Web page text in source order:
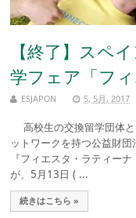
【終了】スペ
学フェア「フ
ESJAPON 5, 5月, 2017
高校生の交換留学団体と
ットワークを持つ公益財
『フィエスタ・ラティー
が、5月13日 ( ...
続きはこちら »